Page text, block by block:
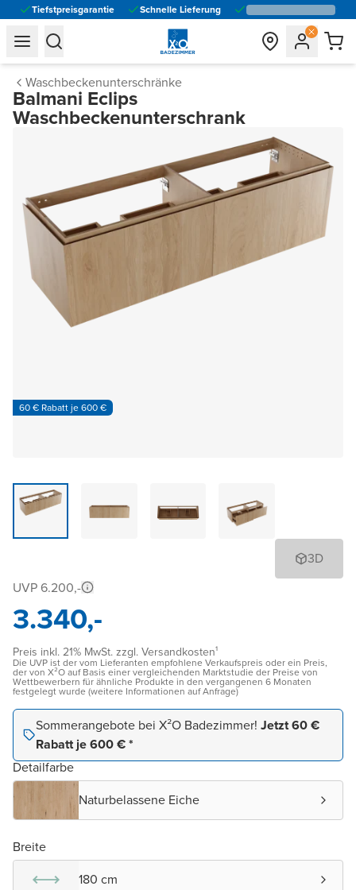
Tiefstpreisgarantie Schnelle Lieferung
general.navigation.toggle_menu.label
general.navigation.toggle_menu.label
Waschbeckenunterschränke
Balmani Eclips
Waschbeckenunterschrank
60 € Rabatt je 600 €
3D
UVP 6.200,-
3.340,-
Preis inkl. 21% MwSt. zzgl. Versandkosten¹
Die UVP ist der vom Lieferanten empfohlene Verkaufspreis oder ein Preis,
der von X²O auf Basis einer vergleichenden Marktstudie der Preise von
Wettbewerbern für ähnliche Produkte in den vergangenen 6 Monaten
festgelegt wurde (weitere Informationen auf Anfrage)
Sommerangebote bei X²O Badezimmer! Jetzt 60 €
Rabatt je 600 € *
Detailfarbe
Naturbelassene Eiche
Breite
180 cm